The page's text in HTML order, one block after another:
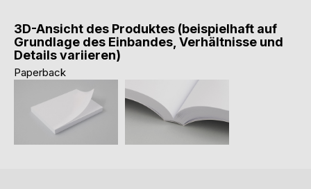
3D-Ansicht des Produktes (beispielhaft auf
Grundlage des Einbandes, Verhältnisse und
Details variieren)
Paperback